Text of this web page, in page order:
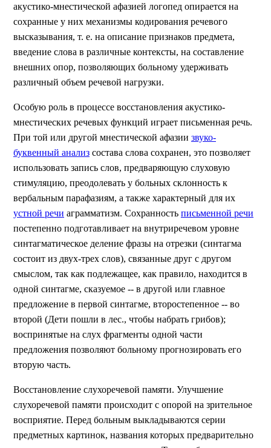
акустико-мнестической афазией логопед опирается на
сохранные у них механизмы кодирования речевого
высказывания, т. е. на описание признаков предмета,
введение слова в различные контексты, на составление
внешних опор, позволяющих больному удерживать
различный объем речевой нагрузки.
Особую роль в процессе восстановления акустико-
мнестических речевых функций играет письменная речь.
При той или другой мнестической афазии звуко-
буквенный анализ состава слова сохранен, это позволяет
использовать запись слов, предваряющую слуховую
стимуляцию, преодолевать у больных склонность к
вербальным парафазиям, а также характерный для их
устной речи аграмматизм. Сохранность письменной речи
постепенно подготавливает на внутриречевом уровне
синтагматическое деление фразы на отрезки (синтагма
состоит из двух-трех слов), связанные друг с другом
смыслом, так как подлежащее, как правило, находится в
одной синтагме, сказуемое -- в другой или главное
предложение в первой синтагме, второстепенное -- во
второй (Дети пошли в лес., чтобы набрать грибов);
воспринятые на слух фрагменты одной части
предложения позволяют больному прогнозировать его
вторую часть.
Восстановление слухоречевой памяти. Улучшение
слухоречевой памяти происходит с опорой на зрительное
восприятие. Перед больным выкладываются серии
предметных картинок, названия которых предварительно